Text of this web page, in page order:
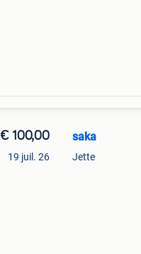
€ 100,00
19 juil. 26
saka
Jette